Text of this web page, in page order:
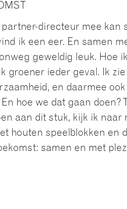
directeur mee kan
ik een eer. En samen
geweldig leuk. Hoe
groener ieder geval. Ik
en daarmee
hoe we dat gaan doen?
aan dit stuk, kijk ik naar
houten speelblokken en
samen en met